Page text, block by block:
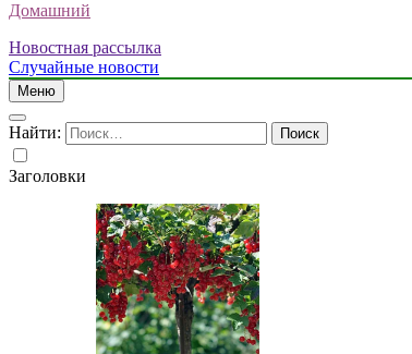
Домашний
Новостная рассылка
Случайные новости
Меню
Найти:
Заголовки